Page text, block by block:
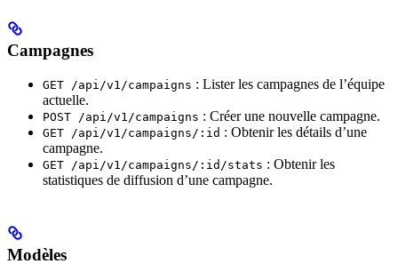
Campagnes
GET /api/v1/campaigns : Lister les campagnes de l’équipe
actuelle.
POST /api/v1/campaigns : Créer une nouvelle campagne.
GET /api/v1/campaigns/:id : Obtenir les détails d’une
campagne.
GET /api/v1/campaigns/:id/stats : Obtenir les
statistiques de diffusion d’une campagne.
Modèles